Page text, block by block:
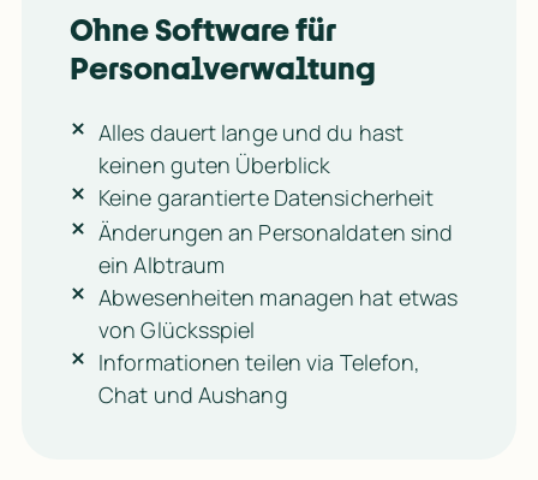
Ohne Software für
Personalverwaltung
Alles dauert lange und du hast
keinen guten Überblick
Keine garantierte Datensicherheit
Änderungen an Personaldaten sind
ein Albtraum
Abwesenheiten managen hat etwas
von Glücksspiel
Informationen teilen via Telefon,
Chat und Aushang